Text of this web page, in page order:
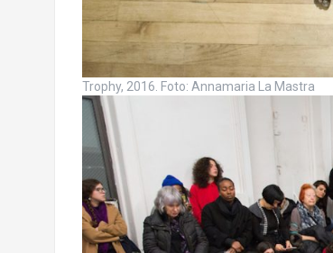
Trophy, 2016. Foto: Annamaria La Mastra